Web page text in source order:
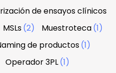
de ensayos clínicos
MSLs(2) Muestroteca(1)
de productos(1)
Operador 3PL(1)